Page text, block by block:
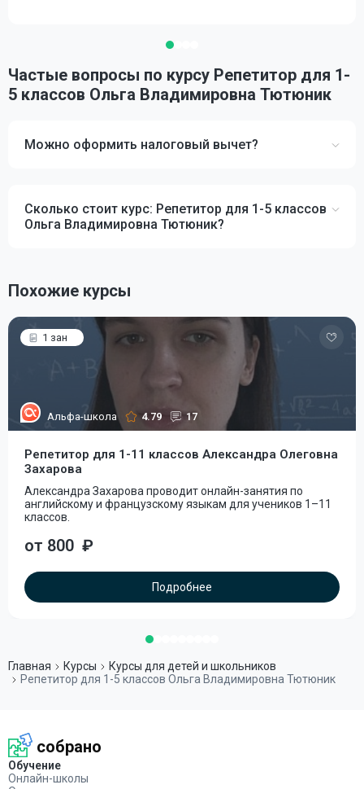
Частые вопросы по курсу Репетитор для 1-
5 классов Ольга Владимировна Тютюник
Можно оформить налоговый вычет?
Сколько стоит курс: Репетитор для 1-5 классов
Ольга Владимировна Тютюник?
Похожие курсы
1 зан
Альфа-школа 4.79 17
Репетитор для 1-11 классов Александра Олеговна
Захарова
Александра Захарова проводит онлайн-занятия по
английскому и французскому языкам для учеников 1–11
классов.
от 800 ₽
Подробнее
Главная Курсы
Курсы для детей и школьников
Репетитор для 1-5 классов Ольга Владимировна Тютюник
собрано
Обучение
Онлайн-школы